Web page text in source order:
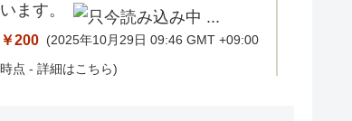
います。
￥200 (2025年10月29日 09:46 GMT +09:00
時点 - 詳細はこちら)